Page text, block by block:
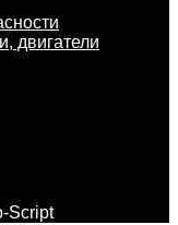
двигатели
Script